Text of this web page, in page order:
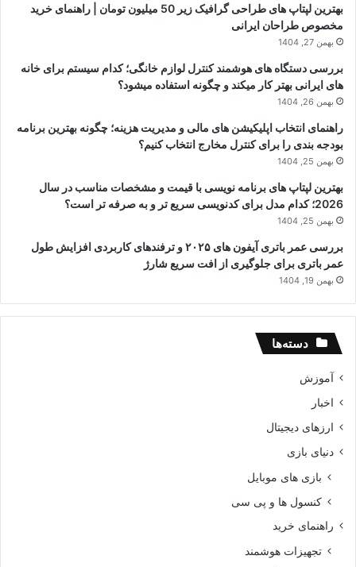
بهترین لپتاپ های طراحی گرافیک زیر 50 میلیون تومان | راهنمای خرید
مخصوص طراحان ایرانی
بهمن 27, 1404
بررسی دستگاه های هوشمند کنترل لوازم خانگی؛ کدام سیستم برای خانه
های ایرانی بهتر کار میکند و چگونه استفاده میشود؟
بهمن 26, 1404
راهنمای انتخاب اپلیکیشن های مالی و مدیریت هزینه؛ چگونه بهترین برنامه
بودجه بندی را برای کنترل مخارج انتخاب کنیم؟
بهمن 25, 1404
بهترین لپتاپ های برنامه نویسی با قیمت و مشخصات مناسب در سال
2026؛ کدام مدل برای کدنویسی سریع تر و به صرفه تر است؟
بهمن 25, 1404
بررسی عمر باتری آیفون های ۲۰۲۵ و ترفندهای کاربردی افزایش طول
عمر باتری برای جلوگیری از افت سریع شارژ
بهمن 19, 1404
دسته‌ها
آموزش
اخبار
ارزهای دیجیتال
دنیای بازی
بازی های موبایل
کنسول ها و پی سی
راهنمای خرید
تجهیزات هوشمند